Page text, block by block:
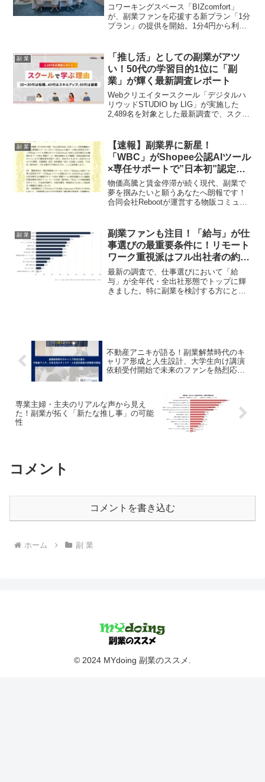
コワーキングスペース「BIZcomfort」
が、副業ファンを応援する新プラン「1分
プラン」の提供を開始。1分4円から利用
に。あなたの「推し活」を強力にサポー
トし、時間や場所に縛られない自由な働
き方を実現します。
副 業
「推し活」としての副業がアツ
い！50代の学習目的1位に「副
業」が輝く最新調査レポート
Webクリエイタースクール「デジタルハ
リウッドSTUDIO by LIG」が実施した
2,489名を対象とした最新調査で、スクー
「副業」が学習目的のトップに躍り出て
おり、多くの副業ファンにとって見逃せ
ない情報です。年代ごとの学習目的の傾
向から、あなたの「副業推し活」をさら
に充実させるヒントが見つかるかもしれ
ません。
副 業
【速報】副業界に新星！
「WBC」がShopee公認AIツール
×専任サポートで”日本初”認定！
あなたの推し活、もっと輝く予
感！？
物価高騰と賃金停滞が続く現代、副業で
夢を掴みたいと願うあなたへ朗報です！
合同会社Rebootが運営する物販コミュニ
ポートを組み合わせた無在庫物販スクー
ルとして、ついに「日本初」の認定を受
けました。この画期的なサポート体制
が、あなたの副業ライフを大きく変える
かもしれません！
副 業
副業ファンも注目！「給与」が仕
事選びの最重要条件に！リモート
ワーク重視派はフル出社者の約
2.7倍
最新の調査で、仕事選びにおいて「給
与」が全年代・全出社形態でトップに輝
きました。特に副業を検討する方にとっ
不動産アニキが語る！副業解禁時代のキ
ャリア形成と人生設計、大学生向け講演
依頼受付開始で未来のファンを熱烈応
専業主婦・主夫のリアルな声から見え
た！副業が拓く「新たな推し事」の可能
性
コメント
コメントを書き込む
ホーム 副 業
© 2024 MYdoing 副業のススメ.